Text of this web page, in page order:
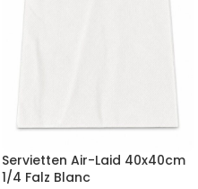
Servietten Air-Laid 40x40cm
1/4 Falz Blanc